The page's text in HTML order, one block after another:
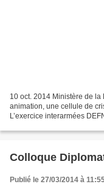
10 oct. 2014 Ministère de la
animation, une cellule de
L’exercice interarmées
Colloque
Publié le 27/03/2014 à